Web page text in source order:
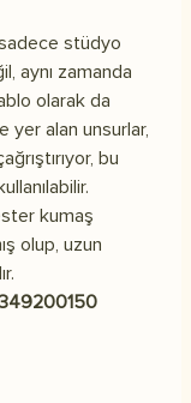
stüdyo
aynı zamanda
olarak da
yer alan unsurlar,
bu
kumaş
olup, uzun